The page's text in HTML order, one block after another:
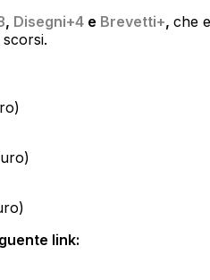
, Disegni+4 e Brevetti+, che
link: